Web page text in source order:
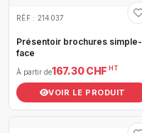
RÉF : 214037
Présentoir brochures simple-
face
À partir de167.30 CHF HT
VOIR LE PRODUIT